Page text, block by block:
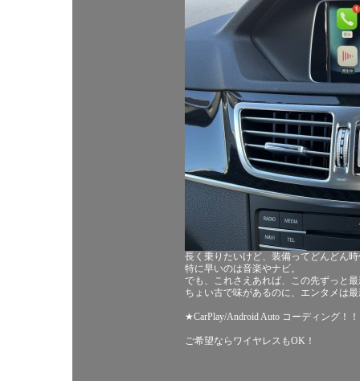
長く乗りたいけど、装備ってどんどん
特に早いのは音楽やナビ。
でも、これさえあれば、この先ずっと
ちょい古で味があるのに、エンタメは
★CarPlay/Android Auto コーディング！！
ご希望ならワイヤレスもOK！